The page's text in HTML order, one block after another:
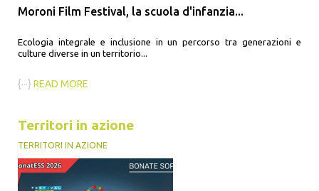
Moroni Film Festival, la scuola d'infanzia...
Ecologia integrale e inclusione in un percorso tra generazioni e
culture diverse in un territorio...
{···} READ MORE
Territori in azione
TERRITORI IN AZIONE